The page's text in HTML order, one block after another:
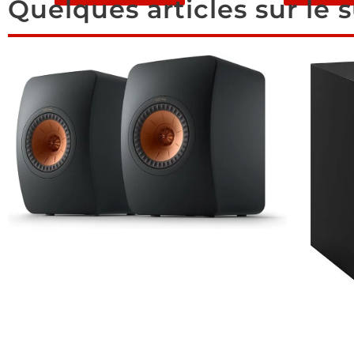
Quelques articles sur le